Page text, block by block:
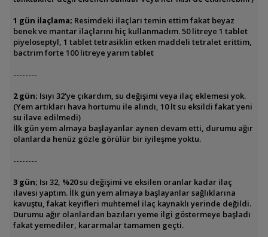
1 gün ilaçlama; Resimdeki ilaçları temin ettim fakat beyaz
benek ve mantar ilaçlarını hiç kullanmadım. 50 litreye 1 tablet
piyeloseptyl, 1 tablet tetrasiklin etken maddeli tetralet erittim,
bactrim forte 100 litreye yarım tablet
--------
2 gün; Isıyı 32'ye çıkardım, su değişimi veya ilaç eklemesi yok.
(Yem artıkları hava hortumu ile alındı, 10 lt su eksildi fakat yeni
su ilave edilmedi)
İlk gün yem almaya başlayanlar aynen devam etti, durumu ağır
olanlarda henüz gözle görülür bir iyileşme yoktu.
--------
3 gün; Isı 32, %20 su değişimi ve eksilen oranlar kadar ilaç
ilavesi yaptım. İlk gün yem almaya başlayanlar sağlıklarına
kavuştu, fakat keyifleri muhtemel ilaç kaynaklı yerinde değildi.
Durumu ağır olanlardan bazıları yeme ilgi göstermeye başladı
fakat yemediler, kararmalar tamamen geçti.